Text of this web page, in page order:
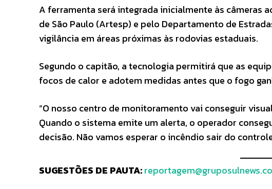
A ferramenta será integrada inicialmente às câmeras
de São Paulo (Artesp) e pelo Departamento de
vigilância em áreas próximas às rodovias estaduais.
Segundo o capitão, a tecnologia permitirá que as
focos de calor e adotem medidas antes que o fogo
“O nosso centro de monitoramento vai conseguir
Quando o sistema emite um alerta, o operador
decisão. Não vamos esperar o incêndio sair do
SUGESTÕES DE PAUTA: